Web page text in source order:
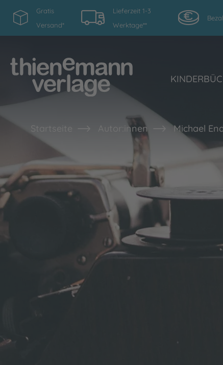
Gratis
Versand*
Lieferzeit 1-3
Werktage**
Startseite Autor:innen Michael